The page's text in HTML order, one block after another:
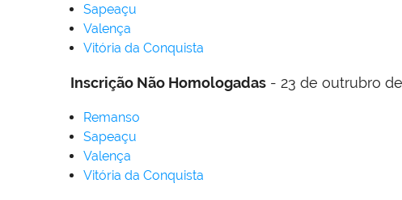
Sapeaçu
Valença
Vitória da Conquista
Inscrição Não Homologadas - 23 de outrubro
Remanso
Sapeaçu
Valença
Vitória da Conquista